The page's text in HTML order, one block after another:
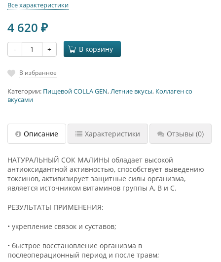
Все характеристики
4 620 ₽
- + В корзину
В избранное
Категории: Пищевой COLLA GEN,Летние вкусы, Коллаген со
вкусами
Описание Характеристики Отзывы (0)
НАТУРАЛЬНЫЙ СОК МАЛИНЫ обладает высокой
антиоксидантной активностью, способствует выведению
токсинов, активизирует защитные силы организма,
является источником витаминов группы А, В и С.
РЕЗУЛЬТАТЫ ПРИМЕНЕНИЯ:
• укрепление связок и суставов;
• быстрое восстановление организма в
послеоперационный период и после травм;